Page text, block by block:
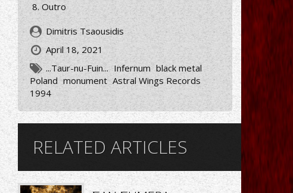
Outro
Dimitris Tsaousidis
April 18, 2021
...Taur-nu-Fuin... Infernum black metal
Poland monument Astral Wings Records
1994
RELATED ARTICLES